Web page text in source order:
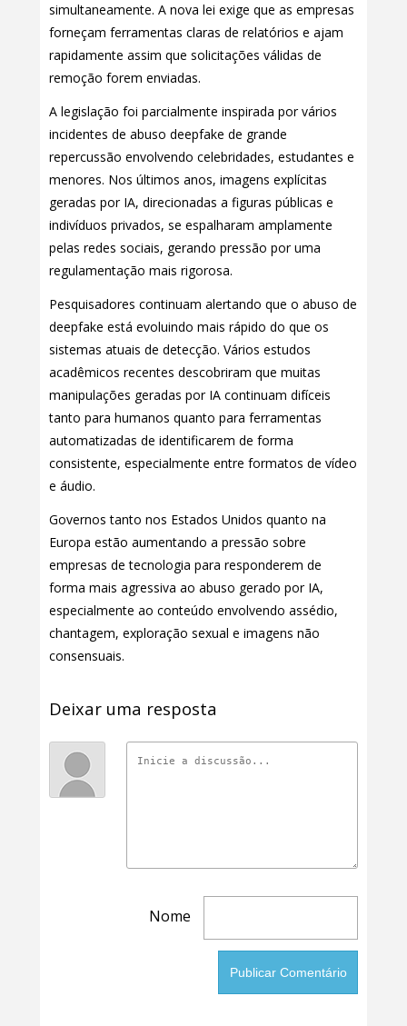
simultaneamente. A nova lei exige que as empresas
forneçam ferramentas claras de relatórios e ajam
rapidamente assim que solicitações válidas de
remoção forem enviadas.
A legislação foi parcialmente inspirada por vários
incidentes de abuso deepfake de grande
repercussão envolvendo celebridades, estudantes e
menores. Nos últimos anos, imagens explícitas
geradas por IA, direcionadas a figuras públicas e
indivíduos privados, se espalharam amplamente
pelas redes sociais, gerando pressão por uma
regulamentação mais rigorosa.
Pesquisadores continuam alertando que o abuso de
deepfake está evoluindo mais rápido do que os
sistemas atuais de detecção. Vários estudos
acadêmicos recentes descobriram que muitas
manipulações geradas por IA continuam difíceis
tanto para humanos quanto para ferramentas
automatizadas de identificarem de forma
consistente, especialmente entre formatos de vídeo
e áudio.
Governos tanto nos Estados Unidos quanto na
Europa estão aumentando a pressão sobre
empresas de tecnologia para responderem de
forma mais agressiva ao abuso gerado por IA,
especialmente ao conteúdo envolvendo assédio,
chantagem, exploração sexual e imagens não
consensuais.
Deixar uma resposta
Nome